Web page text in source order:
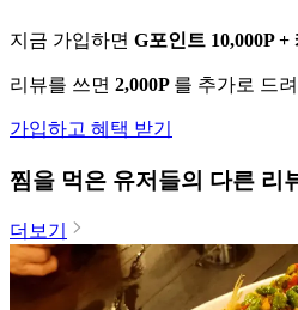
지금 가입하면 G포인트 10,000P
리뷰를 쓰면 2,000P 를 추가로 드
가입하고 혜택 받기
찜을 먹은 유저들의 다른 리
더보기